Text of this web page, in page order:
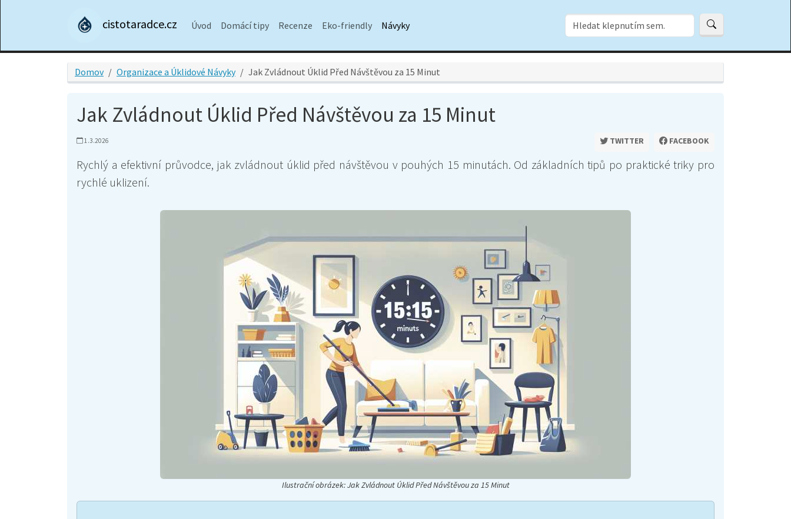
cistotaradce.cz Úvod Domácí tipy Recenze Eko-friendly Návyky
Domov Organizace a Úklidové Návyky Jak Zvládnout Úklid Před Návštěvou za 15 Minut
Jak Zvládnout Úklid Před Návštěvou za 15 Minut
1.3.2026 TWITTER FACEBOOK
Rychlý a efektivní průvodce, jak zvládnout úklid před návštěvou v pouhých 15 minutách. Od základních tipů po praktické triky pro
rychlé uklizení.
Ilustrační obrázek: Jak Zvládnout Úklid Před Návštěvou za 15 Minut